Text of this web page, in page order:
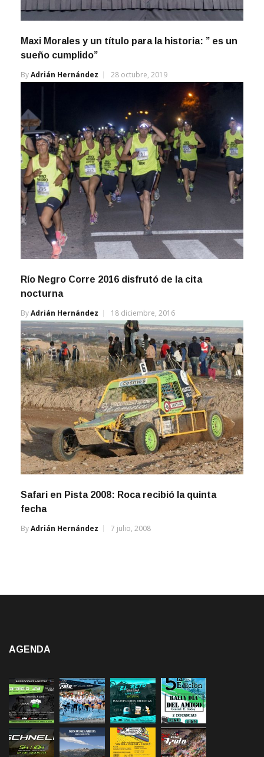
Maxi Morales y un título para la historia: ” es un
sueño cumplido”
ByAdrián Hernández 28 octubre, 2019
Río Negro Corre 2016 disfrutó de la cita
nocturna
ByAdrián Hernández 18 diciembre, 2016
Safari en Pista 2008: Roca recibió la quinta
fecha
ByAdrián Hernández 7 julio, 2008
AGENDA